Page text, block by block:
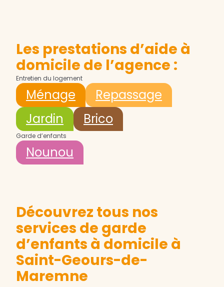
Les prestations d’aide à
domicile de l’agence :
Entretien du logement
Ménage
Repassage
Jardin
Brico
Garde d’enfants
Nounou
Découvrez tous nos
services de garde
d’enfants à domicile à
Saint-Geours-de-
Maremne